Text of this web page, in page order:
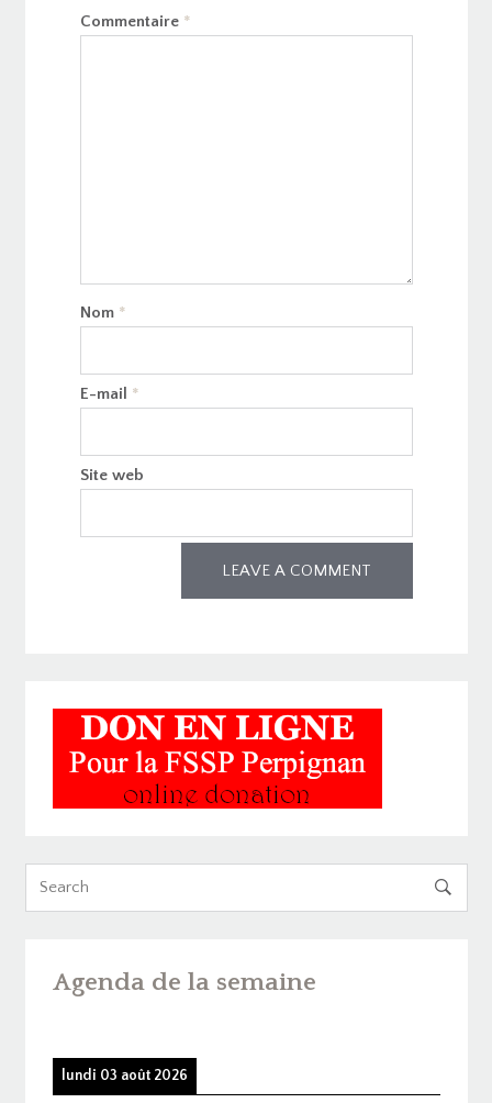
Commentaire *
Nom *
E-mail *
Site web

Agenda de la semaine
lundi 03 août 2026